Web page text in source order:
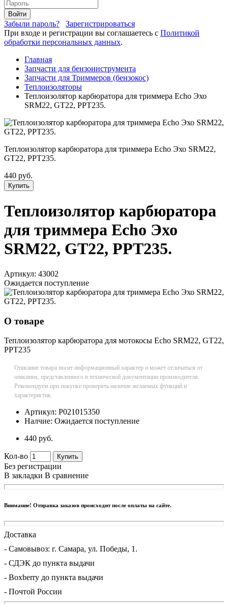
Войти
Забыли пароль?
Зарегистрироваться
При входе и регистрации вы соглашаетесь с Политикой
обработки персональных данных.
Главная
Запчасти для бензоинструмента
Запчасти для Триммеров (бензокос)
Теплоизоляторы
Теплоизолятор карбюратора для триммера Echo Эхо
SRM22, GT22, PPT235.
Теплоизолятор карбюратора для триммера Echo Эхо SRM22,
GT22, PPT235.
440 руб.
Купить
Теплоизолятор карбюратора
для триммера Echo Эхо
SRM22, GT22, PPT235.
Артикул: 43002
Ожидается поступление
О товаре
Теплоизолятор карбюратора для мотокосы Echo SRM22, GT22,
PPT235
Описание товара носит информационный характер и может отличаться от
описания, представленного в технической документации производителя.
Рекомендуем при покупке проверять наличие желаемых функций и
характеристик.
Артикул: P021015350
Налчие: Ожидается поступление
440 руб.
Кол-во Купить
Без регистрации
В закладки В сравнение
Внимание! Отправка заказов происходит после оплаты на сайте.
Доставка
- Cамовывоз: г. Самара, ул. Победы, 1.
- СДЭК до пункта выдачи
- Boxberry до пункта выдачи
- Почтой России